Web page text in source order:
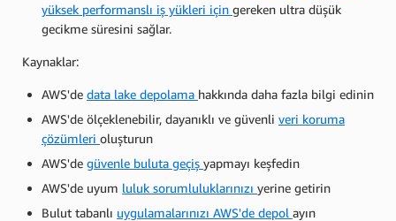
yüksek performanslı iş yükleri için gereken ultra düşük
gecikme süresini sağlar.
Kaynaklar:
AWS'de data lake depolama hakkında daha fazla bilgi edinin
AWS'de ölçeklenebilir, dayanıklı ve güvenli veri koruma
çözümleri oluşturun
AWS'de güvenle buluta geçiş yapmayı keşfedin
AWS'de uyum luluk sorumluluklarınızı yerine getirin
Bulut tabanlı uygulamalarınızı AWS'de depol ayın